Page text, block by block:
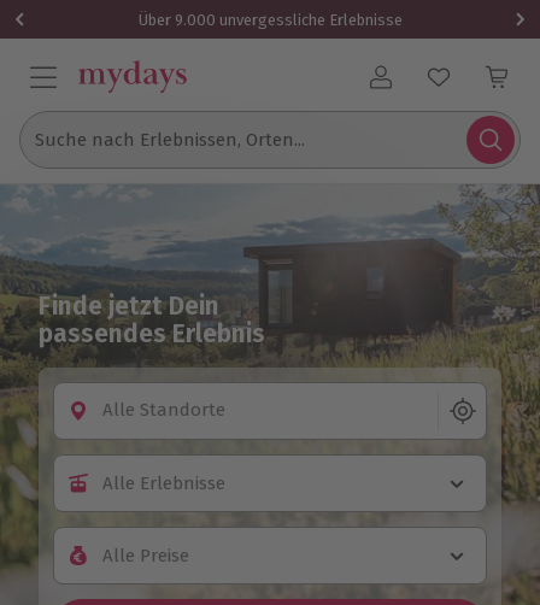
Über 9.000 unvergessliche Erlebnisse
Benutzerkonto
Suche nach Erlebnissen, Orten...
Finde jetzt Dein
passendes Erlebnis
Alle Standorte
Alle Erlebnisse
Alle Preise